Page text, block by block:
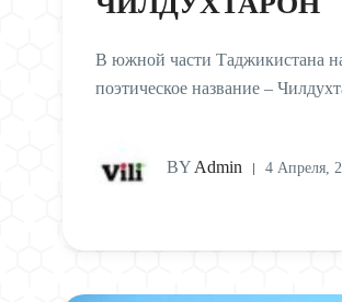
В южной части Таджикистана
поэтическое название –
BY Admin 4 Апреля,